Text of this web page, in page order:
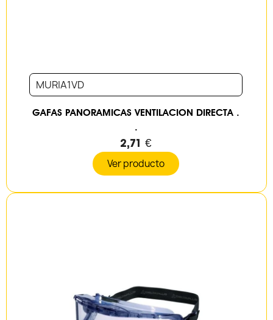
MURIA1VD
GAFAS PANORAMICAS VENTILACION DIRECTA .
.
2,71 €
Ver producto